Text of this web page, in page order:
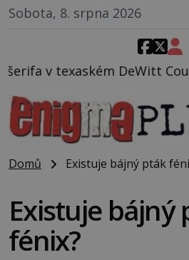
Sobota, 8. srpna 2026
County pořizuje video,
Domů Existuje bájný pták
Existuje bájný
fénix?